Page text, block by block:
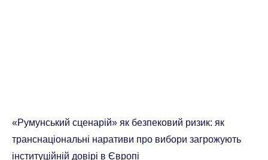
«Румунський сценарій» як безпековий ризик: як
транснаціональні наративи про вибори загрожують
інституційній довірі в Європі